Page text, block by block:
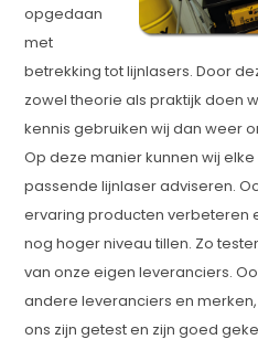
opgedaan
met
betrekking tot lijnlasers. Door
zowel theorie als praktijk doen
kennis gebruiken wij dan weer
Op deze manier kunnen wij
passende lijnlaser adviseren.
ervaring producten verbeteren
nog hoger niveau tillen. Zo
van onze eigen leveranciers.
andere leveranciers en
ons zijn getest en zijn goed